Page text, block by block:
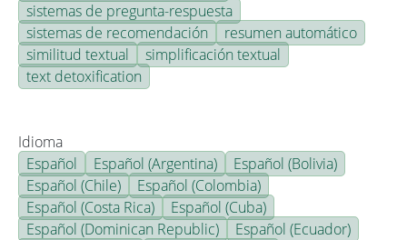
sistemas de pregunta-respuesta
sistemas de recomendación
resumen automático
similitud textual
simplificación textual
text detoxification
Idioma
Español
Español (Argentina)
Español (Bolivia)
Español (Chile)
Español (Colombia)
Español (Costa Rica)
Español (Cuba)
Español (Dominican Republic)
Español (Ecuador)